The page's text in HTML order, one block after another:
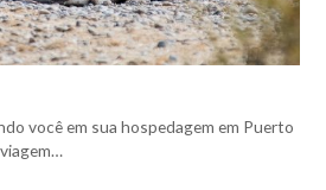
você em sua hospedagem em Puerto